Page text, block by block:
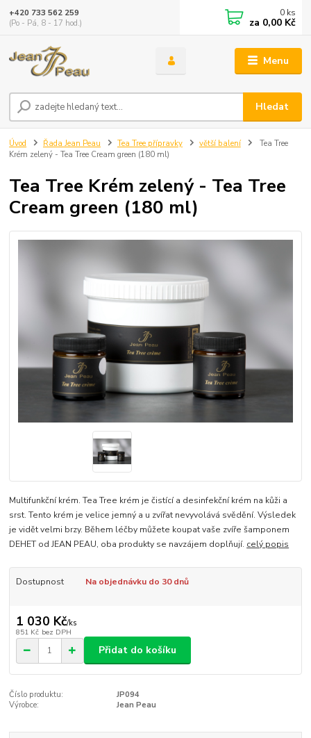
Menu
Hledat
+420 733 562 259
(Po - Pá, 8 - 17 hod.)
0 ks
za 0,00 Kč
Úvod Řada Jean Peau Tea Tree přípravky větší balení
Tea Tree
Krém zelený - Tea Tree Cream green (180 ml)
Tea Tree Krém zelený - Tea Tree
Cream green (180 ml)
Multifunkční krém. Tea Tree krém je čistící a desinfekční krém na kůži a
srst. Tento krém je velice jemný a u zvířat nevyvolává svědění. Výsledek
je vidět velmi brzy. Během léčby můžete koupat vaše zvíře šamponem
DEHET od JEAN PEAU, oba produkty se navzájem doplňují. celý popis
Dostupnost Na objednávku do 30 dnů
1 030 Kč/ks
851 Kč bez DPH
Přidat do košíku
Číslo produktu:
JP094
Výrobce:
Jean Peau